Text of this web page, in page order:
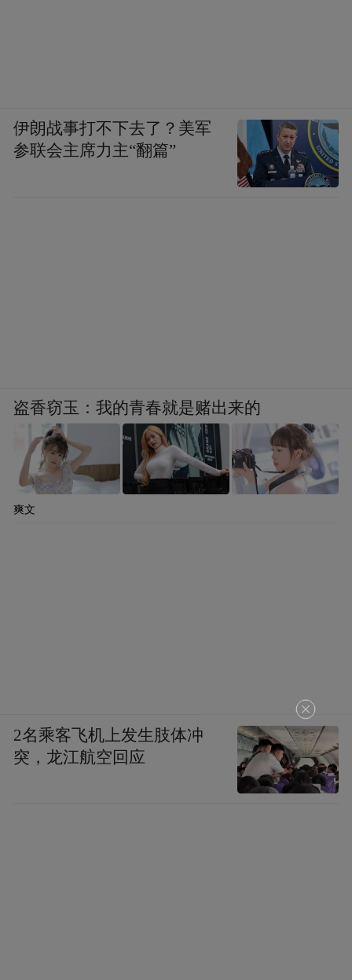
伊朗战事打不下去了？美军
参联会主席力主“翻篇”
盗香窃玉：我的青春就是赌出来的
爽文
2名乘客飞机上发生肢体冲
突，龙江航空回应